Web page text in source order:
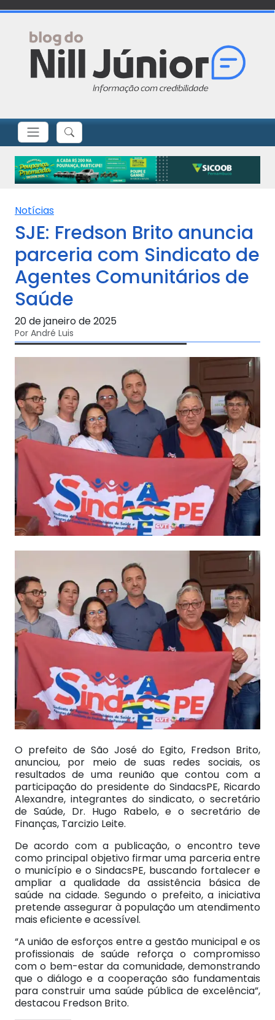
Notícias
SJE: Fredson Brito anuncia
parceria com Sindicato de
Agentes Comunitários de
Saúde
20 de janeiro de 2025
Por André Luis
O prefeito de São José do Egito, Fredson Brito,
anunciou, por meio de suas redes sociais, os
resultados de uma reunião que contou com a
participação do presidente do SindacsPE, Ricardo
Alexandre, integrantes do sindicato, o secretário
de Saúde, Dr. Hugo Rabelo, e o secretário de
Finanças, Tarcizio Leite.
De acordo com a publicação, o encontro teve
como principal objetivo firmar uma parceria entre
o município e o SindacsPE, buscando fortalecer e
ampliar a qualidade da assistência básica de
saúde na cidade. Segundo o prefeito, a iniciativa
pretende assegurar à população um atendimento
mais eficiente e acessível.
“A união de esforços entre a gestão municipal e os
profissionais de saúde reforça o compromisso
com o bem-estar da comunidade, demonstrando
que o diálogo e a cooperação são fundamentais
para construir uma saúde pública de excelência”,
destacou Fredson Brito.